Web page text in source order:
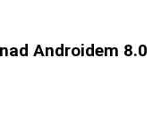
Androidem 8.0